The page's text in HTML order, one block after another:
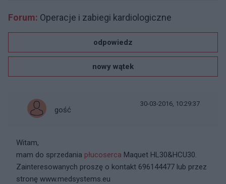
Forum: Operacje i zabiegi kardiologiczne
odpowiedz
nowy wątek
gość
30-03-2016, 10:29:37
Witam,
mam do sprzedania płucoserca Maquet HL30&HCU30.
Zainteresowanych proszę o kontakt 696144477 lub przez
stronę www.medsystems.eu